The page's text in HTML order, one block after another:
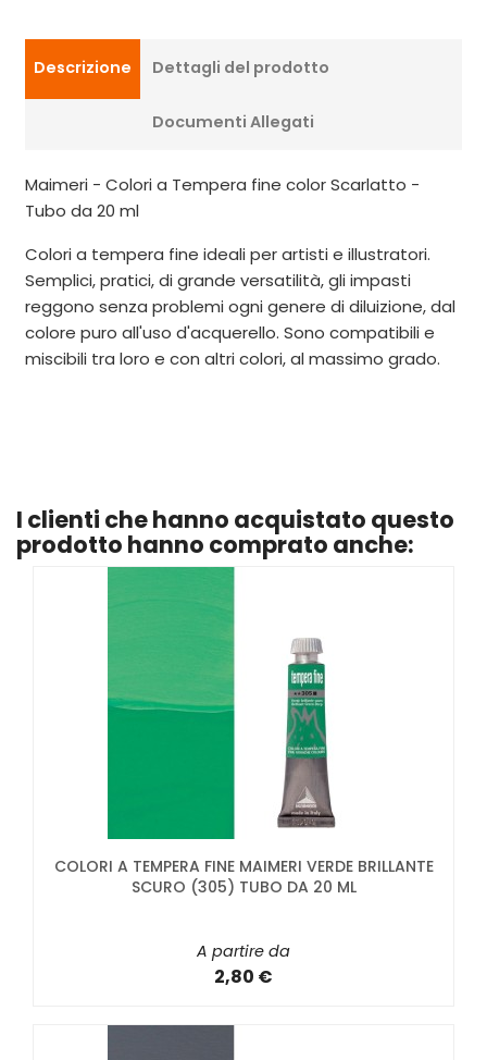
Descrizione Dettagli del prodotto
Documenti Allegati
Maimeri - Colori a Tempera fine color Scarlatto -
Tubo da 20 ml
Colori a tempera fine ideali per artisti e illustratori.
Semplici, pratici, di grande versatilità, gli impasti
reggono senza problemi ogni genere di diluizione, dal
colore puro all'uso d'acquerello. Sono compatibili e
miscibili tra loro e con altri colori, al massimo grado.
I clienti che hanno acquistato questo
prodotto hanno comprato anche:
COLORI A TEMPERA FINE MAIMERI VERDE BRILLANTE
SCURO (305) TUBO DA 20 ML
A partire da
2,80 €